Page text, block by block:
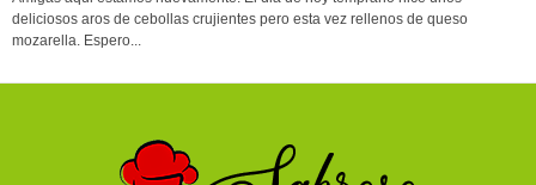
deliciosos aros de cebollas crujientes pero esta vez rellenos de queso
mozarella. Espero...